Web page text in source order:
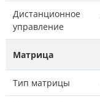
Дистанционное
управление
Матрица
Тип матрицы